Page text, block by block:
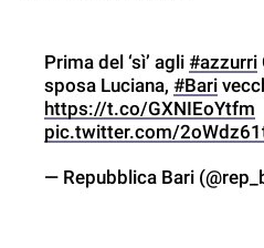
Prima del ‘sì’ agli #azzurri
sposa Luciana, #Bari
https://t.co/GXNIEoYtfm
pic.twitter.com/
— Repubblica Bari